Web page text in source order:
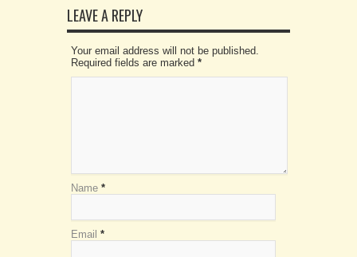
LEAVE A REPLY
Your email address will not be published.
Required fields are marked *
Name *
Email *